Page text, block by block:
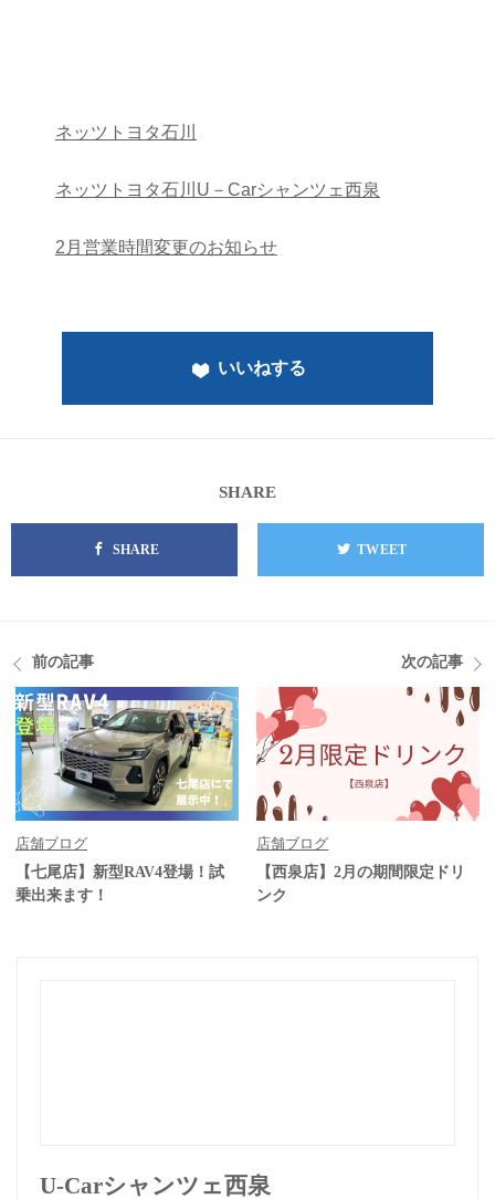
ネッツトヨタ石川
ネッツトヨタ石川U－Carシャンツェ西泉
2月営業時間変更のお知らせ
いいねする
SHARE
SHARE TWEET
前の記事
店舗ブログ
【七尾店】新型RAV4登場！試
乗出来ます！
次の記事
店舗ブログ
【西泉店】2月の期間限定ドリ
ンク
U-Carシャンツェ西泉